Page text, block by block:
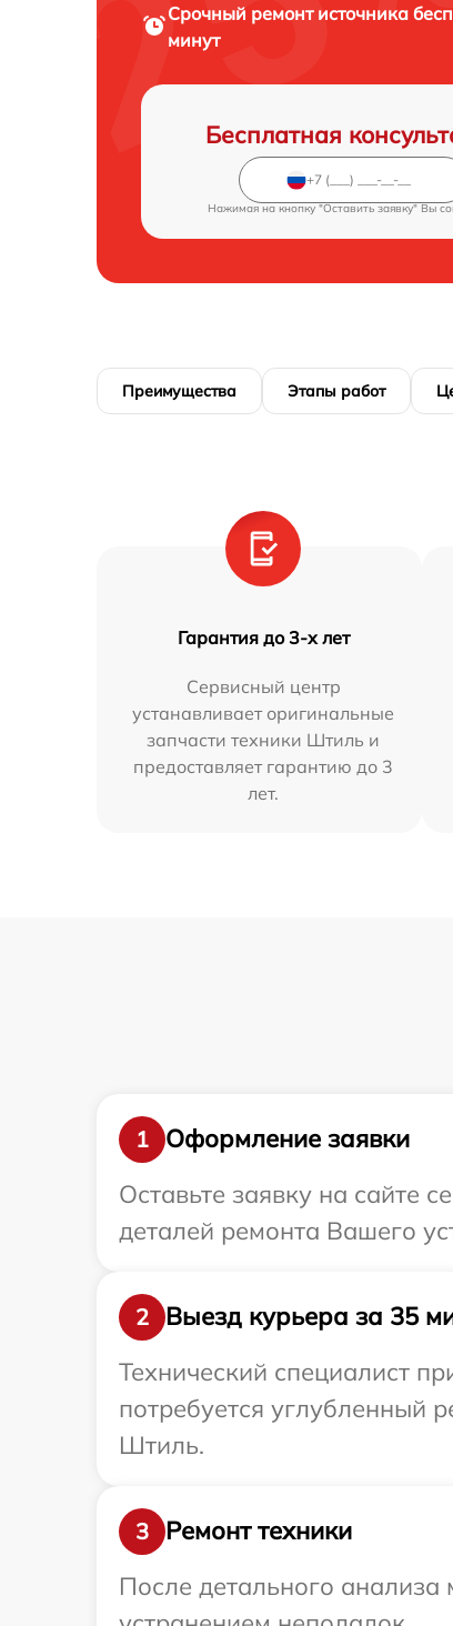
Срочный ремонт источника
минут
Бесплатная
Нажимая на кнопку "Оставить заявку" Вы
Преимущества Этапы работ
Гарантия до 3-х лет
Сервисный центр
устанавливает оригинальные
запчасти техники Штиль и
предоставляет гарантию до 3
лет.
1
Оформление заявки
Оставьте заявку на сайте
деталей ремонта Вашего
2
Выезд курьера за 35
Технический специалист
потребуется углубленный
Штиль.
3
Ремонт техники
После детального